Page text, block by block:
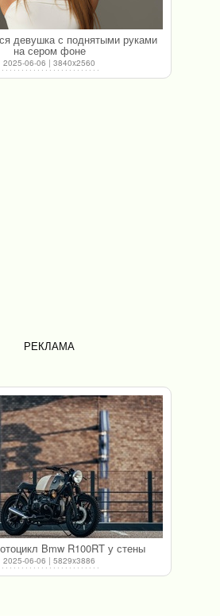
девушка с поднятыми руками
на сером фоне
2025-06-06 | 3840x2560
РЕКЛАМА
Bmw R100RT у стены
2025-06-06 | 5829x3886